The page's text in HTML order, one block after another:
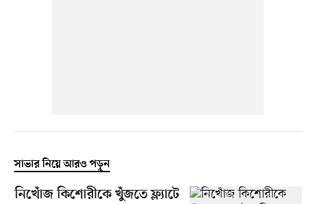
সাভার নিয়ে আরও পড়ুন
নিখোঁজ কিশোরীকে খুঁজতে ফ্ল্যাটে